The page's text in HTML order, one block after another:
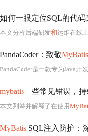
如何一眼定位SQL的代
本文分析后端研发和运维在线
PandaCoder：致敬MyBatis
PandaCoder是一款专为Java开
mybatis一些常见错误，
本文列举并解释了在使用
MyBatis SQL注入防护：